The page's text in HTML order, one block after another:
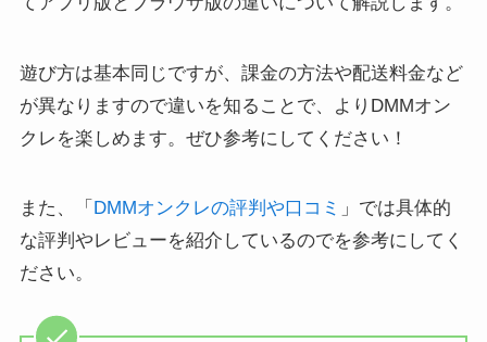
遊び方は基本同じですが、課金の方法や配送料金など
が異なりますので違いを知ることで、よりDMMオン
クレを楽しめます。ぜひ参考にしてください！
また、「 DMMオンクレの評判や口コミ 」では具体的
な評判やレビューを紹介しているのでを参考にしてく
ださい。